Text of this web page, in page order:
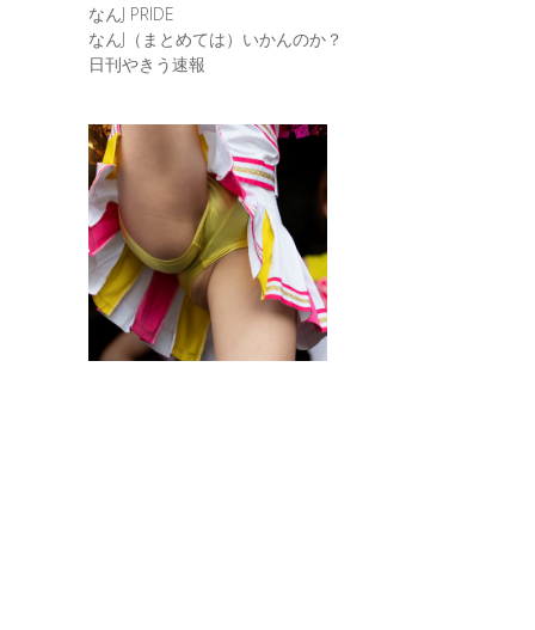
なんJ PRIDE
なんJ（まとめては）いかんのか？
日刊やきう速報